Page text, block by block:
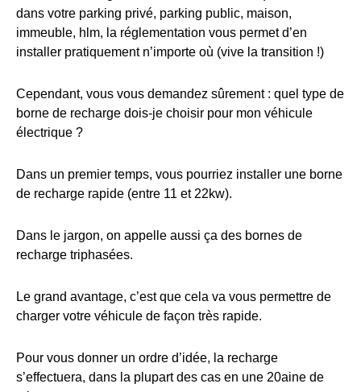
dans votre parking privé, parking public, maison,
immeuble, hlm, la réglementation vous permet d’en
installer pratiquement n’importe où (vive la transition !)
Cependant, vous vous demandez sûrement : quel type de
borne de recharge dois-je choisir pour mon véhicule
électrique ?
Dans un premier temps, vous pourriez installer une borne
de recharge rapide (entre 11 et 22kw).
Dans le jargon, on appelle aussi ça des bornes de
recharge triphasées.
Le grand avantage, c’est que cela va vous permettre de
charger votre véhicule de façon très rapide.
Pour vous donner un ordre d’idée, la recharge
s’effectuera, dans la plupart des cas en une 20aine de